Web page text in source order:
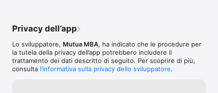
Privacy dell’app
Lo sviluppatore, Mutua MBA, ha indicato che le procedure per
la tutela della privacy dell’app potrebbero includere il
trattamento dei dati descritto di seguito. Per scoprire di più,
consulta l’informativa sulla privacy dello sviluppatore.